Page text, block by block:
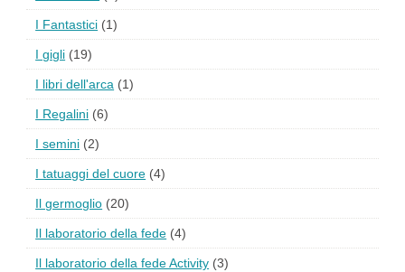
I Fantastici (1)
I gigli (19)
I libri dell'arca (1)
I Regalini (6)
I semini (2)
I tatuaggi del cuore (4)
Il germoglio (20)
Il laboratorio della fede (4)
Il laboratorio della fede Activity (3)